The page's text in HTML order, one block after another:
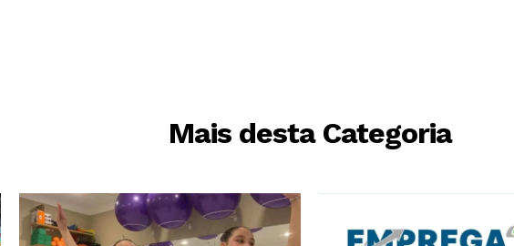
Mais desta Categoria